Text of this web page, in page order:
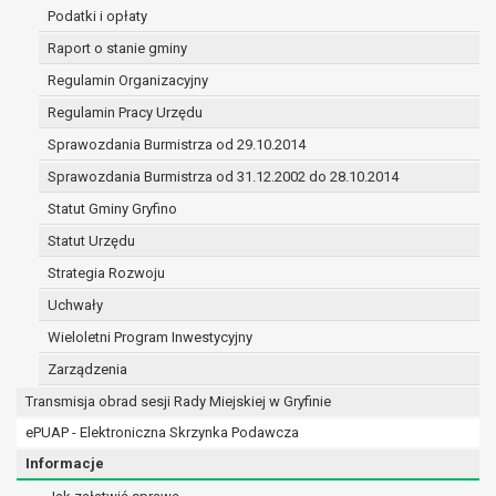
Podatki i opłaty
Raport o stanie gminy
Regulamin Organizacyjny
Regulamin Pracy Urzędu
Sprawozdania Burmistrza od 29.10.2014
Sprawozdania Burmistrza od 31.12.2002 do 28.10.2014
Statut Gminy Gryfino
Statut Urzędu
Strategia Rozwoju
Uchwały
Wieloletni Program Inwestycyjny
Zarządzenia
Transmisja obrad sesji Rady Miejskiej w Gryfinie
ePUAP - Elektroniczna Skrzynka Podawcza
Informacje
(merytorycznych), a także obowiązków i
zadań zleconych przez instytucje
nadrzędne wobec Gminy;
zawarcia i realizacji umów;
ochrony żywotnych interesów osoby, której
dane dotyczą, lub innej osoby fizycznej;
wykonania zadania realizowanego w
interesie publicznym lub w ramach
sprawowania władzy publicznej
w pozostałych przypadkach dane osobowe
przetwarzane są wyłącznie na podstawie
określonym w treści zgody.
W związku z przetwarzaniem danych w celu
wskazanym w pkt. 3, dane osobowe mogą być
udostępniane innym upoważnionym odbiorcom lub
kategoriom odbiorców danych osobowych.
podmioty, które przetwarzają dane